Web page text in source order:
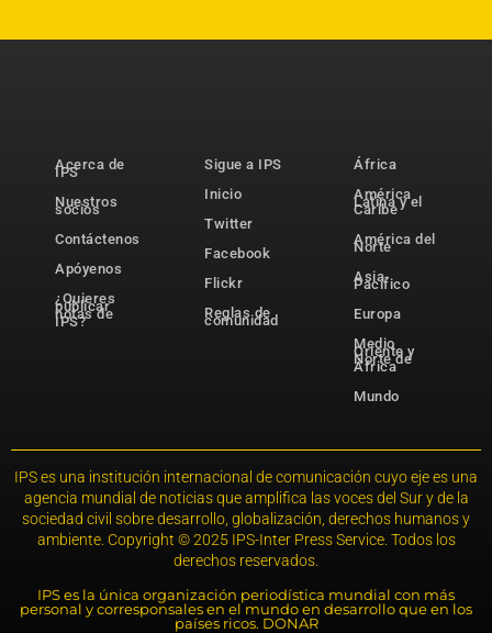
Acerca de
IPS
Nuestros
socios
Contáctenos
Apóyenos
¿Quieres
publicar
notas de
IPS?
Sigue a IPS
Inicio
Twitter
Facebook
Flickr
Reglas de
comunidad
África
América
Latina y el
Caribe
América del
Norte
Asia-
Pacífico
Europa
Medio
Oriente y
Norte de
África
Mundo
IPS es una institución internacional de comunicación cuyo eje es una
agencia mundial de noticias que amplifica las voces del Sur y de la
sociedad civil sobre desarrollo, globalización, derechos humanos y
ambiente. Copyright © 2025 IPS-Inter Press Service. Todos los
derechos reservados.
IPS es la única organización periodística mundial con más
personal y corresponsales en el mundo en desarrollo que en los
países ricos. DONAR